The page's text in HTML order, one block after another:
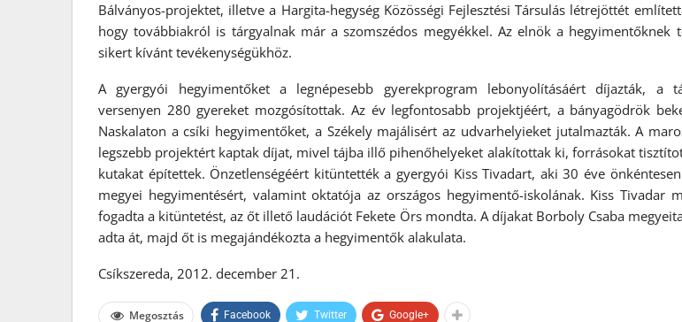
Bálványos-projektet, illetve a Hargita-hegység Közösségi Fejlesztési Társulás létrejöttét
hogy továbbiakról is tárgyalnak már a szomszédos megyékkel. Az elnök a hegyimentőknek
sikert kívánt tevékenységükhöz.
A gyergyói hegyimentőket a legnépesebb gyerekprogram lebonyolításáért díjazták, a
versenyen 280 gyereket mozgósítottak. Az év legfontosabb projektjéért, a bányagödrök
Naskalaton a csíki hegyimentőket, a Székely majálisért az udvarhelyieket jutalmazták. A
legszebb projektért kaptak díjat, mivel tájba illő pihenőhelyeket alakítottak ki, forrásokat
kutakat építettek. Önzetlenségéért kitüntették a gyergyói Kiss Tivadart, aki 30 éve
megyei hegyimentésért, valamint oktatója az országos hegyimentő-iskolának. Kiss Tivadar
fogadta a kitüntetést, az őt illető laudációt Fekete Örs mondta. A díjakat Borboly Csaba
adta át, majd őt is megajándékozta a hegyimentők alakulata.
Csíkszereda, 2012. december 21.
Megosztás Facebook Twitter Google+